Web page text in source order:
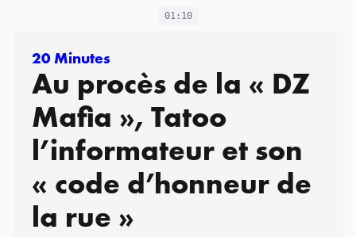
01:10
20 Minutes
Au procès de la « DZ
Mafia », Tatoo
l’informateur et son
« code d’honneur de
la rue »